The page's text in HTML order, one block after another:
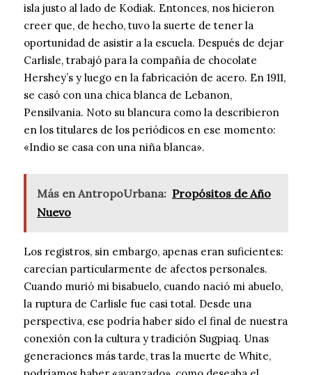
isla justo al lado de Kodiak. Entonces, nos hicieron
creer que, de hecho, tuvo la suerte de tener la
oportunidad de asistir a la escuela. Después de dejar
Carlisle, trabajó para la compañía de chocolate
Hershey’s y luego en la fabricación de acero. En 1911,
se casó con una chica blanca de Lebanon,
Pensilvania. Noto su blancura como la describieron
en los titulares de los periódicos en ese momento:
«Indio se casa con una niña blanca».
Más en AntropoUrbana: Propósitos de Año
Nuevo
Los registros, sin embargo, apenas eran suficientes:
carecían particularmente de afectos personales.
Cuando murió mi bisabuelo, cuando nació mi abuelo,
la ruptura de Carlisle fue casi total. Desde una
perspectiva, ese podría haber sido el final de nuestra
conexión con la cultura y tradición Sugpiaq. Unas
generaciones más tarde, tras la muerte de White,